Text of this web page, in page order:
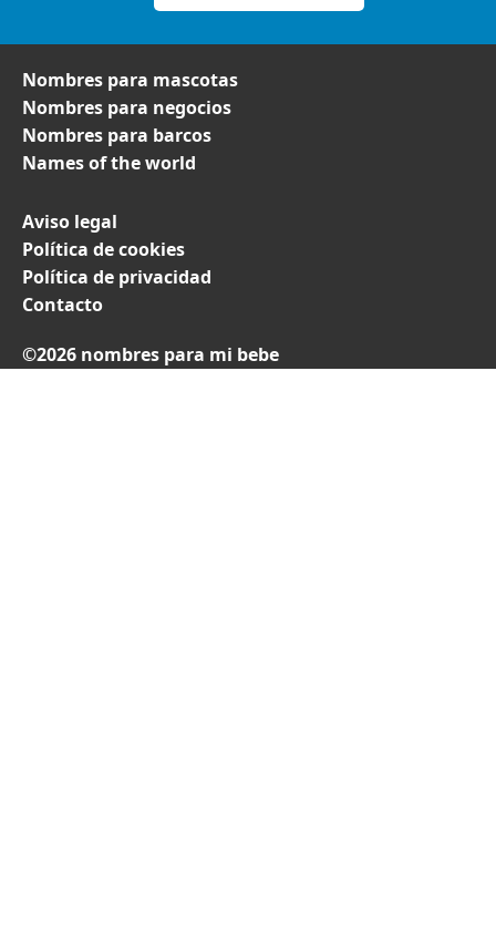
Nombres para mascotas
Nombres para negocios
Nombres para barcos
Names of the world
Aviso legal
Política de cookies
Política de privacidad
Contacto
©2026 nombres para mi bebe